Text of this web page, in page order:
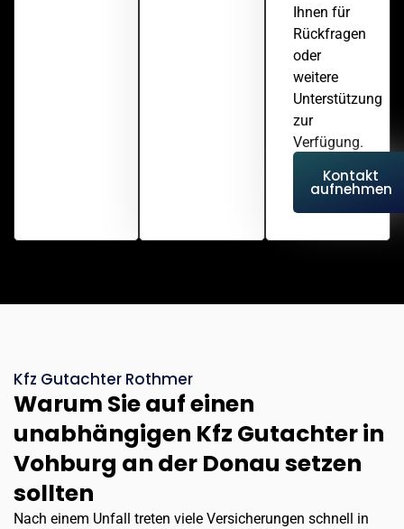
Ihnen für
Rückfragen
oder
weitere
Unterstützung
zur
Verfügung.
Kontakt
aufnehmen
Kfz Gutachter Rothmer
Warum Sie auf einen
unabhängigen Kfz Gutachter in
Vohburg an der Donau setzen
sollten
Nach einem Unfall treten viele Versicherungen schnell in